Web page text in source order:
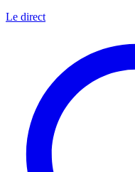
Le direct